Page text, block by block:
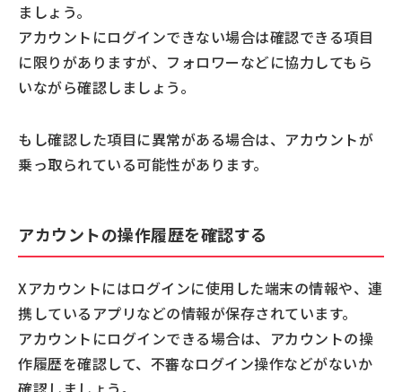
ましょう。
アカウントにログインできない場合は確認できる項目
に限りがありますが、フォロワーなどに協力してもら
いながら確認しましょう。
もし確認した項目に異常がある場合は、アカウントが
乗っ取られている可能性があります。
アカウントの操作履歴を確認する
Xアカウントにはログインに使用した端末の情報や、連
携しているアプリなどの情報が保存されています。
アカウントにログインできる場合は、アカウントの操
作履歴を確認して、不審なログイン操作などがないか